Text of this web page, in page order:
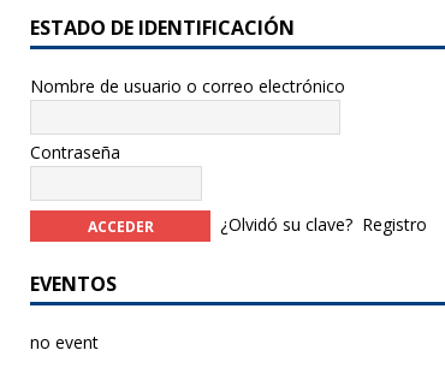
ESTADO DE IDENTIFICACIÓN
Nombre de usuario o correo electrónico
Contraseña
¿Olvidó su clave? Registro
EVENTOS
no event